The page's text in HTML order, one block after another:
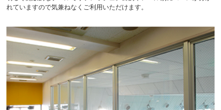
れていますので気兼ねなくご利用いただけます。